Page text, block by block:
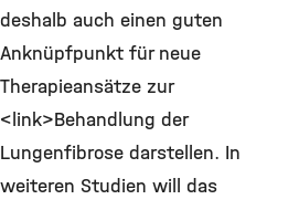
deshalb auch einen guten
Anknüpfpunkt für neue
Therapieansätze zur
<link>Behandlung der
Lungenfibrose darstellen. In
weiteren Studien will das